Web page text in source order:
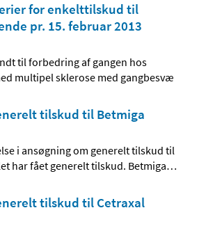
for enkelttilskud til
pr. 15. februar 2013
til forbedring af gangen hos
multipel sklerose med gangbesvæ
tilskud til Betmiga
i ansøgning om generelt tilskud til
har fået generelt tilskud. Betmiga…
tilskud til Cetraxal